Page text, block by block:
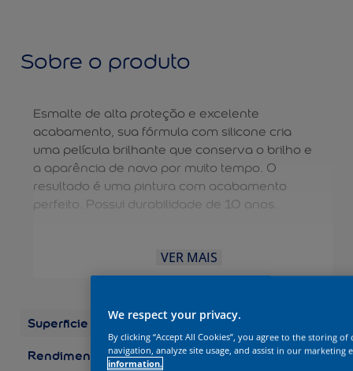
Sobre o produto
Esmalte de alta proteção e excelente
acabamento, sua fórmula com silicone cria
uma película brilhante que conserva o brilho e
a aparência de novo por muito tempo. O
resultado é uma pintura com acabamento
perfeito. Possui durabilidade de 10 anos.
VER MAIS
Superficie MadeiraMetal
Rendimento
Embalagens/Rendimento
We respect your privacy.
By clicking “Accept All Cookies”, you agree to the storing
navigation, analyze site usage, and assist in our marketing
information.